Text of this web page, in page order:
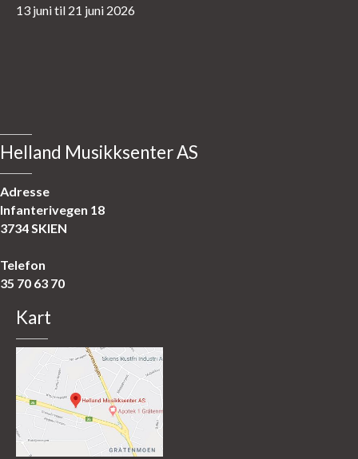
13 juni til 21 juni 2026
Helland Musikksenter AS
Adresse
Infanterivegen 18
3734 SKIEN
Telefon
35 70 63 70
Kart